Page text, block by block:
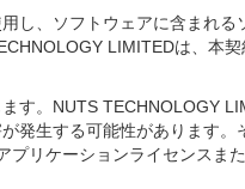
し、ソフトウェアに含まれる
LIMITEDは、本
す。NUTS TECHNOLOGY
発生する可能性があります。
リケーションライセンスま